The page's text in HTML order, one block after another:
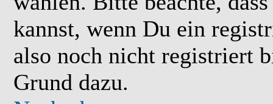
kannst, wenn Du ein
also noch nicht registriert
Grund dazu.